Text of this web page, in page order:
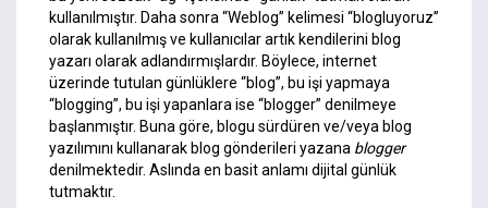
kullanılmıştır. Daha sonra “Weblog” kelimesi “blogluyoruz”
olarak kullanılmış ve kullanıcılar artık kendilerini blog
yazarı olarak adlandırmışlardır. Böylece, internet
üzerinde tutulan günlüklere “blog”, bu işi yapmaya
“blogging”, bu işi yapanlara ise “blogger” denilmeye
başlanmıştır. Buna göre, blogu sürdüren ve/veya blog
yazılımını kullanarak blog gönderileri yazana blogger
denilmektedir. Aslında en basit anlamı dijital günlük
tutmaktır.